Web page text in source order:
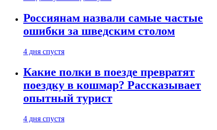
Россиянам назвали самые частые
ошибки за шведским столом
4 дня спустя
Какие полки в поезде превратят
поездку в кошмар? Рассказывает
опытный турист
4 дня спустя